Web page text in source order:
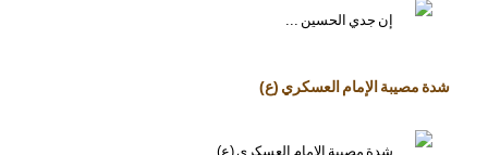
شدة مصيبة الإمام العسكري (ع)